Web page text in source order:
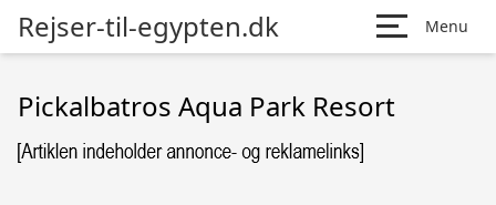
Rejser-til-egypten.dk Menu
Pickalbatros Aqua Park Resort